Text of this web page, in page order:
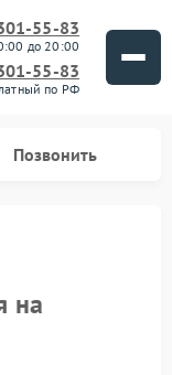
55-83
до 20:00
55-83
по РФ
Позвонить
на